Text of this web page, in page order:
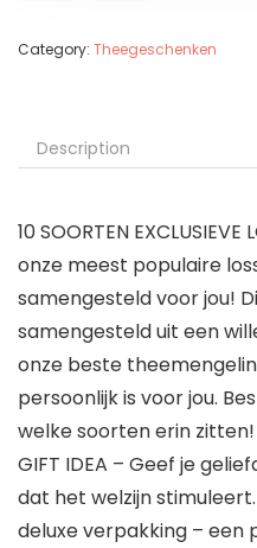
Category: Theegeschenken
Description
10 SOORTEN EXCLUSIEVE
onze meest populaire
samengesteld voor jou!
samengesteld uit een
onze beste
persoonlijk is voor jou.
welke soorten erin zitten!
GIFT IDEA – Geef je
dat het welzijn
deluxe verpakking –